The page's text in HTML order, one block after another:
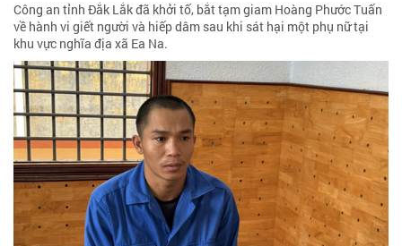
Công an tỉnh Đắk Lắk đã khởi tố, bắt tạm giam Hoàng Phước Tuấn
về hành vi giết người và hiếp dâm sau khi sát hại một phụ nữ tại
khu vực nghĩa địa xã Ea Na.